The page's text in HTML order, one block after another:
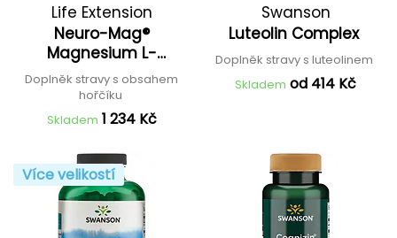
Life Extension
Neuro-Mag®
Magnesium L-
Threonate
Doplněk stravy s obsahem
hořčíku
Skladem 1 234 Kč
Swanson
Luteolin Complex
Doplněk stravy s luteolinem
Skladem od 414 Kč
Více velikostí